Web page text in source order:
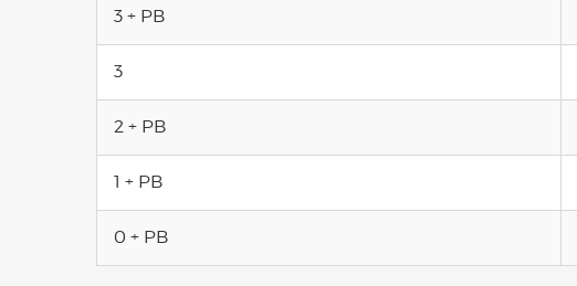
3 + PB
3
2 + PB
1 + PB
0 + PB